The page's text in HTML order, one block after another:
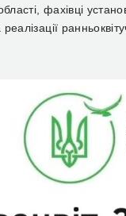
фахівці